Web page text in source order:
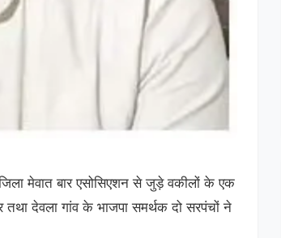
मेवात बार एसोसिएशन से जुड़े वकीलों के एक
तथा देवला गांव के भाजपा समर्थक दो सरपंचों ने